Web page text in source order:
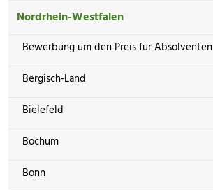
Nordrhein-Westfalen
Bewerbung um den Preis für Absolventen
Bergisch-Land
Bielefeld
Bochum
Bonn